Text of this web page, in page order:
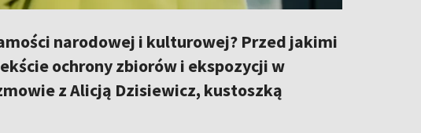
narodowej i kulturowej? Przed jakimi
ochrony zbiorów i ekspozycji w
z Alicją Dzisiewicz, kustoszką